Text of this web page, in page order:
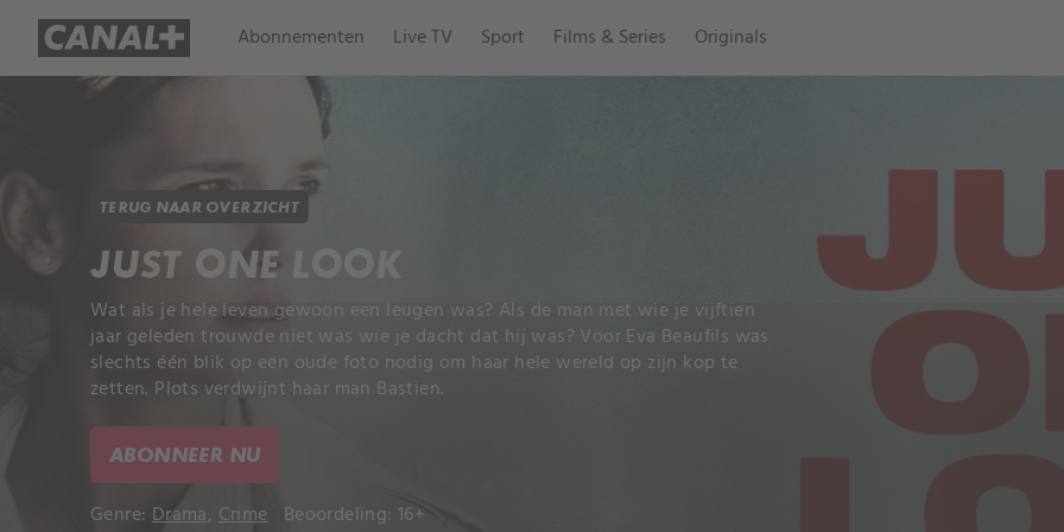
Abonnementen Live TV Sport Films & Series Originals
TERUG NAAR OVERZICHT
JUST ONE LOOK
Wat als je hele leven gewoon een leugen was? Als de man met wie je vijftien
jaar geleden trouwde niet was wie je dacht dat hij was? Voor Eva Beaufils was
slechts één blik op een oude foto nodig om haar hele wereld op zijn kop te
zetten. Plots verdwijnt haar man Bastien.
ABONNEER NU
Genre: Drama, Crime Beoordeling: 16+